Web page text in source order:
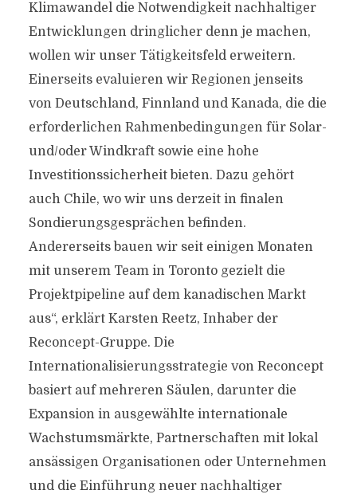
Klimawandel die Notwendigkeit nachhaltiger
Entwicklungen dringlicher denn je machen,
wollen wir unser Tätigkeitsfeld erweitern.
Einerseits evaluieren wir Regionen jenseits
von Deutschland, Finnland und Kanada, die die
erforderlichen Rahmenbedingungen für Solar-
und/oder Windkraft sowie eine hohe
Investitionssicherheit bieten. Dazu gehört
auch Chile, wo wir uns derzeit in finalen
Sondierungsgesprächen befinden.
Andererseits bauen wir seit einigen Monaten
mit unserem Team in Toronto gezielt die
Projektpipeline auf dem kanadischen Markt
aus“, erklärt Karsten Reetz, Inhaber der
Reconcept-Gruppe. Die
Internationalisierungsstrategie von Reconcept
basiert auf mehreren Säulen, darunter die
Expansion in ausgewählte internationale
Wachstumsmärkte, Partnerschaften mit lokal
ansässigen Organisationen oder Unternehmen
und die Einführung neuer nachhaltiger